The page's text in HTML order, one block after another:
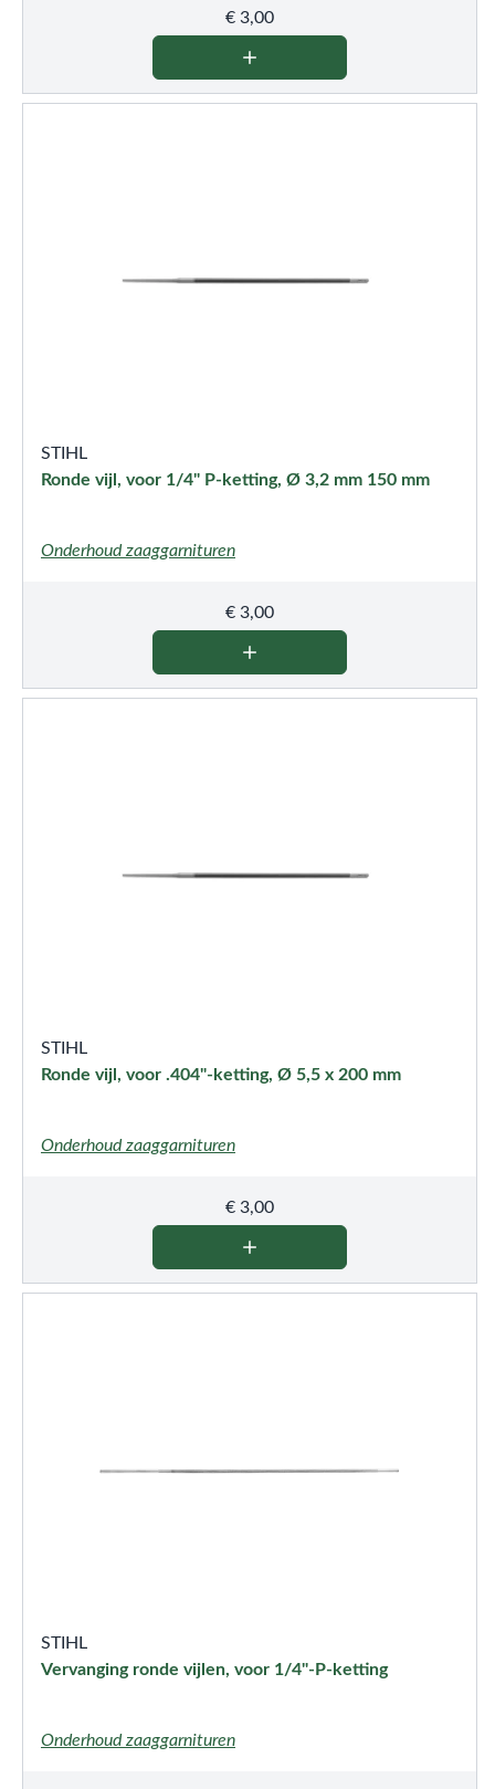
€ 3,00
STIHL
Ronde vijl, voor 1/4" P-ketting, Ø 3,2 mm 150 mm
Onderhoud zaaggarnituren
€ 3,00
STIHL
Ronde vijl, voor .404"-ketting, Ø 5,5 x 200 mm
Onderhoud zaaggarnituren
€ 3,00
STIHL
Vervanging ronde vijlen, voor 1/4"-P-ketting
Onderhoud zaaggarnituren